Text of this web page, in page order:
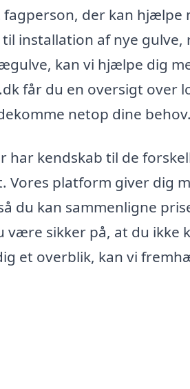
der kan hjælpe
installation af nye gulve,
kan vi hjælpe dig
får du en oversigt over
netop dine behov.
har kendskab til de
Vores platform giver dig
du kan sammenligne
sikker på, at du ikke
et overblik, kan vi